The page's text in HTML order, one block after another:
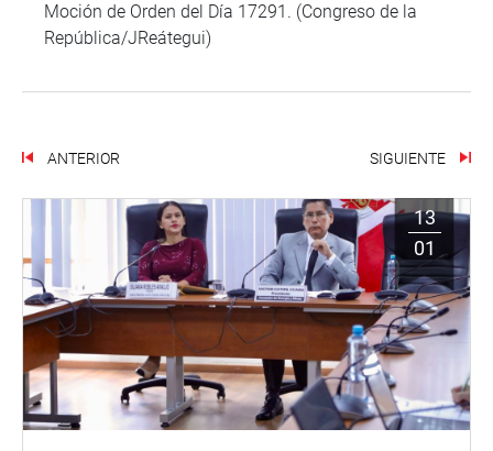
Moción de Orden del Día 17291. (Congreso de la
República/JReátegui)
ANTERIOR SIGUIENTE
13
01